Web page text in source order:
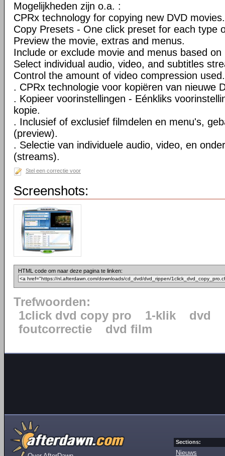
Mogelijkheden zijn o.a. :
CPRx technology for copying new DVD movies.
Copy Presets - One click preset for each type
Preview the movie, extras and menus.
Include or exclude movie and menus based on
Select individual audio, video, and subtitles
Control the amount of video compression used.
. CPRx technologie voor kopiëren van nieuwe
. Kopieer voorinstellingen - Eénkliks
kopie.
. Inclusief of exclusief filmdelen en menu's,
(preview).
. Selectie van individuele audio, video, en
(streams).
Stel een correctie voor
Screenshots:
HTML code om naar deze pagina te linken:
Trefwoorden:
1click dvd copy pro
1-klik dvd
foutcorrectie
dvd film
Sections:
Nieuws